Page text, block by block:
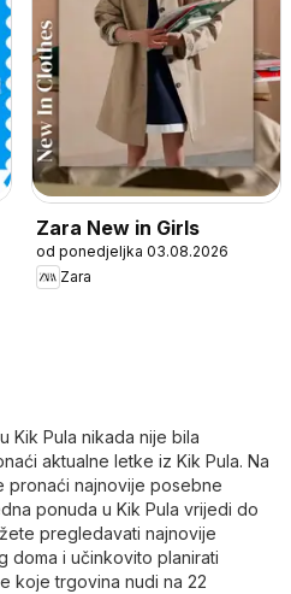
Zara New in Girls
od ponedjeljka 03.08.2026
Zara
Kik Pula nikada nije bila
aktualne letke iz Kik Pula. Na
pronaći najnovije posebne
ponuda u Kik Pula vrijedi do
pregledavati najnovije
doma i učinkovito planirati
koje trgovina nudi na 22